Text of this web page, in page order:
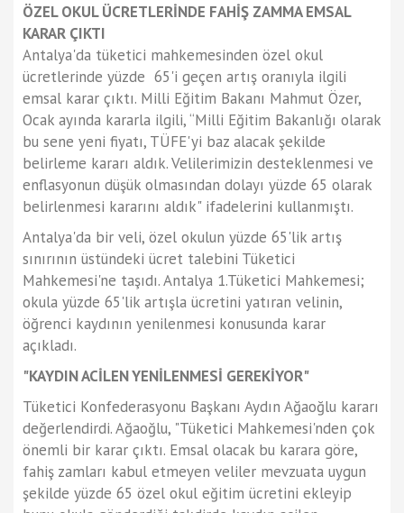
ÖZEL OKUL ÜCRETLERİNDE FAHİŞ ZAMMA EMSAL
KARAR ÇIKTI
Antalya'da tüketici mahkemesinden özel okul
ücretlerinde yüzde 65'i geçen artış oranıyla ilgili
emsal karar çıktı. Milli Eğitim Bakanı Mahmut Özer,
Ocak ayında kararla ilgili, “Milli Eğitim Bakanlığı olarak
bu sene yeni fiyatı, TÜFE'yi baz alacak şekilde
belirleme kararı aldık. Velilerimizin desteklenmesi ve
enflasyonun düşük olmasından dolayı yüzde 65 olarak
belirlenmesi kararını aldık" ifadelerini kullanmıştı.
Antalya'da bir veli, özel okulun yüzde 65'lik artış
sınırının üstündeki ücret talebini Tüketici
Mahkemesi'ne taşıdı. Antalya 1.Tüketici Mahkemesi;
okula yüzde 65'lik artışla ücretini yatıran velinin,
öğrenci kaydının yenilenmesi konusunda karar
açıkladı.
"KAYDIN ACİLEN YENİLENMESİ GEREKİYOR"
Tüketici Konfederasyonu Başkanı Aydın Ağaoğlu kararı
değerlendirdi. Ağaoğlu, "Tüketici Mahkemesi'nden çok
önemli bir karar çıktı. Emsal olacak bu karara göre,
fahiş zamları kabul etmeyen veliler mevzuata uygun
şekilde yüzde 65 özel okul eğitim ücretini ekleyip